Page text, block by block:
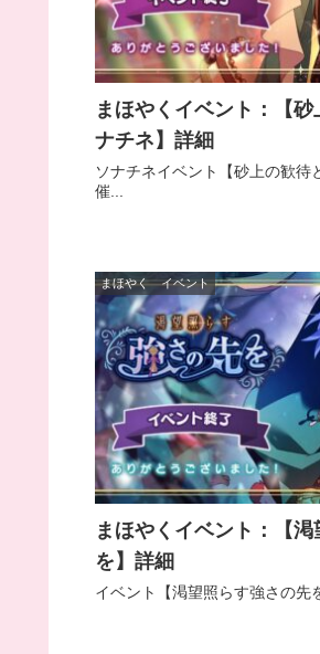
まほやくイベント：【
ナチネ】詳細
ソナチネイベント【砂上の歓待
催...
まほやく イベント
まほやくイベント：【
を】詳細
イベント【渇望照らす強さの先